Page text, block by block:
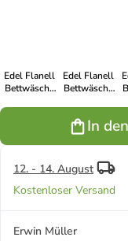
Edel Flanell
Bettwäsche
teilig in türkis
Edel Flanell
Bettwäsche
bordeaux
In
12. - 14. August
Kostenloser Versand
Erwin Müller